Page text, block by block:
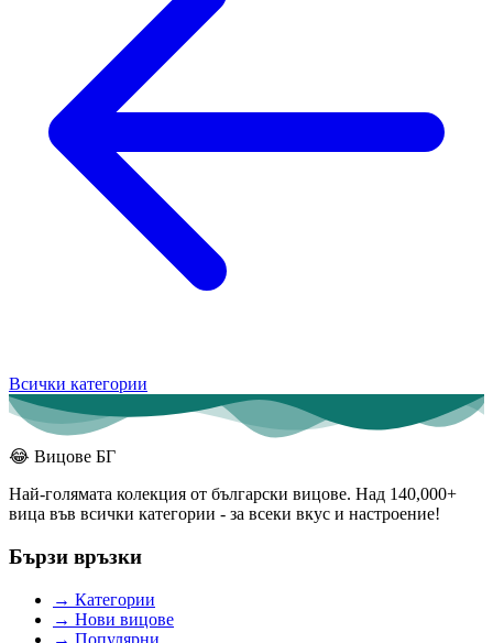
Всички категории
😂 Вицове БГ
Най-голямата колекция от български вицове. Над 140,000+
вица във всички категории - за всеки вкус и настроение!
Бързи връзки
→ Категории
→ Нови вицове
→ Популярни